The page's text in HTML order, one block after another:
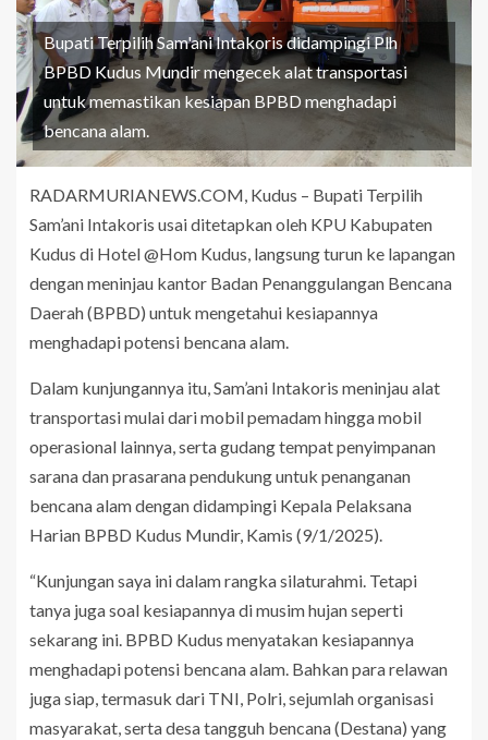
Bupati Terpilih Sam'ani Intakoris didampingi Plh
BPBD Kudus Mundir mengecek alat transportasi
untuk memastikan kesiapan BPBD menghadapi
bencana alam.
RADARMURIANEWS.COM, Kudus – Bupati Terpilih
Sam’ani Intakoris usai ditetapkan oleh KPU Kabupaten
Kudus di Hotel @Hom Kudus, langsung turun ke lapangan
dengan meninjau kantor Badan Penanggulangan Bencana
Daerah (BPBD) untuk mengetahui kesiapannya
menghadapi potensi bencana alam.
Dalam kunjungannya itu, Sam’ani Intakoris meninjau alat
transportasi mulai dari mobil pemadam hingga mobil
operasional lainnya, serta gudang tempat penyimpanan
sarana dan prasarana pendukung untuk penanganan
bencana alam dengan didampingi Kepala Pelaksana
Harian BPBD Kudus Mundir, Kamis (9/1/2025).
“Kunjungan saya ini dalam rangka silaturahmi. Tetapi
tanya juga soal kesiapannya di musim hujan seperti
sekarang ini. BPBD Kudus menyatakan kesiapannya
menghadapi potensi bencana alam. Bahkan para relawan
juga siap, termasuk dari TNI, Polri, sejumlah organisasi
masyarakat, serta desa tangguh bencana (Destana) yang